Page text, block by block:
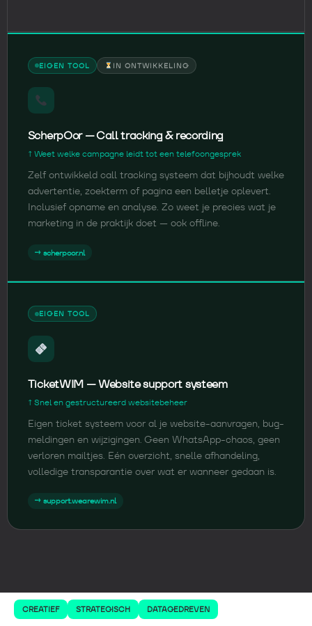
EIGEN TOOL IN ONTWIKKELING
ScherpOor — Call tracking & recording
↑ Weet welke campagne leidt tot een telefoongesprek
Zelf ontwikkeld call tracking systeem dat bijhoudt welke
advertentie, zoekterm of pagina een belletje oplevert.
Inclusief opname en analyse. Zo weet je precies wat je
marketing in de praktijk doet — ook offline.
→ scherpoor.nl
EIGEN TOOL
TicketWIM — Website support systeem
↑ Snel en gestructureerd websitebeheer
Eigen ticket systeem voor al je website-aanvragen, bug-
meldingen en wijzigingen. Geen WhatsApp-chaos, geen
verloren mailtjes. Eén overzicht, snelle afhandeling,
volledige transparantie over wat er wanneer gedaan is.
→ support.wearewim.nl
CREATIEF STRATEGISCH DATAGEDREVEN